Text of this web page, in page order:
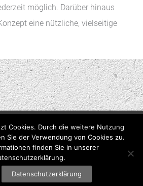
möglich. Darüber hinaus
eine nützliche, vielseitige
Datenschutzerklärung
Praxis Elberfeld Kontakt
Schulz | Regine Schulz
Cookies. Durch die weitere Nutzung
Sie der Verwendung von Cookies zu.
finden Sie in unserer
Datenschutzerklärung